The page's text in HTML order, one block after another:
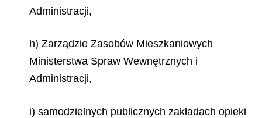
Administracji,
h) Zarządzie Zasobów Mieszkaniowych
Ministerstwa Spraw Wewnętrznych i
Administracji,
i) samodzielnych publicznych zakładach opieki